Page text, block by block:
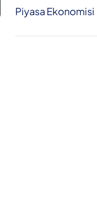
Piyasa Ekonomisi